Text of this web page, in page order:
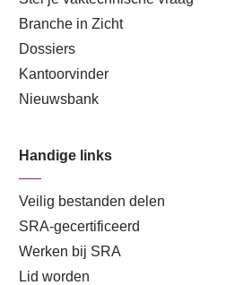
Branche in Zicht
Dossiers
Kantoorvinder
Nieuwsbank
Handige links
Veilig bestanden delen
SRA-gecertificeerd
Werken bij SRA
Lid worden